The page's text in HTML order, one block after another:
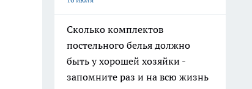
Сколько комплектов
постельного белья должно
быть у хорошей хозяйки -
запомните раз и на всю жизнь